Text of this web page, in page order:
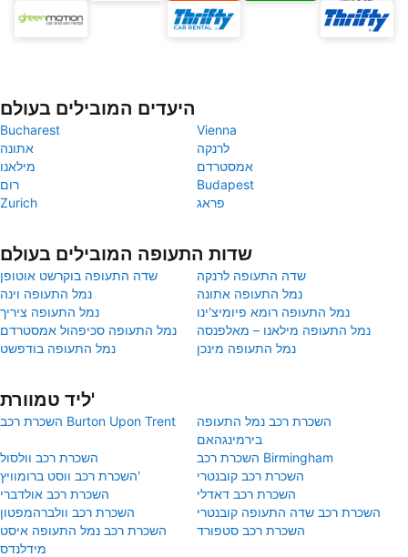
היעדים המובילים בעולם
Bucharest
Vienna
אתונה
לרנקה
מילאנו
אמסטרדם
רום
Budapest
Zurich
פראג
שדות התעופה המובילים בעולם
שדה התעופה בוקרשט אוטופן
שדה התעופה לרנקה
נמל התעופה וינה
נמל התעופה אתונה
נמל התעופה ציריך
נמל התעופה רומא פיומיצ'ינו
נמל התעופה סכיפהול אמסטרדם
נמל התעופה מילאנו – מאלפנסה
נמל התעופה בודפשט
נמל התעופה מינכן
ליד טמוורת'
השכרת רכב Burton Upon Trent
השכרת רכב נמל התעופה
בירמינגהאם
השכרת רכב וולסול
השכרת רכב Birmingham
השכרת רכב ווסט ברומוויץ'
השכרת רכב קובנטרי
השכרת רכב אולדברי
השכרת רכב דאדלי
השכרת רכב וולברהמפטון
השכרת רכב שדה התעופה קובנטרי
השכרת רכב נמל התעופה איסט
מידלנדס
השכרת רכב סטפורד